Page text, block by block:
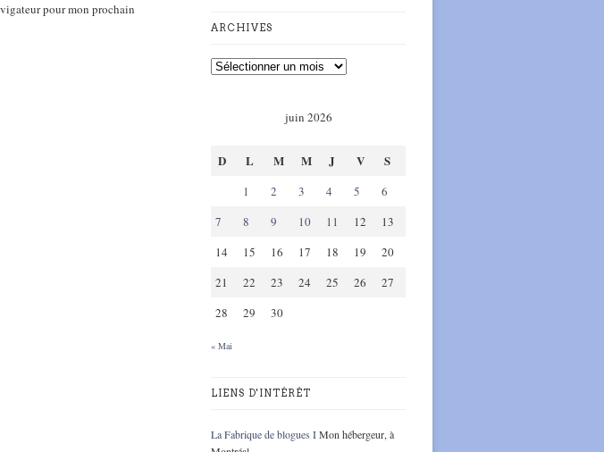
pour mon prochain
ARCHIVES
juin 2026
D L M M J V S
1 2 3 4 5
6
7
8 9 10 11 12
13
14
15 16 17 18 19
20
21
22 23 24 25 26
27
28
29 30
« Mai
LIENS D'INTÉRÊT
La Fabrique de blogues IMon hébergeur, à